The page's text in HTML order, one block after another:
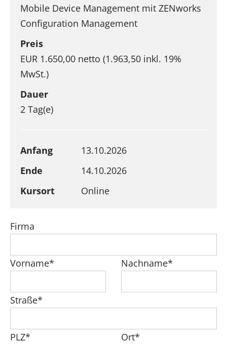
Firma
Vorname* Nachname*
Straße*
PLZ* Ort*
Mobile Device Management mit ZENworks
Configuration Management
Preis
EUR 1.650,00 netto (1.963,50 inkl. 19%
MwSt.)
Dauer
2 Tag(e)
Anfang
13.10.2026
Ende
14.10.2026
Kursort
Online